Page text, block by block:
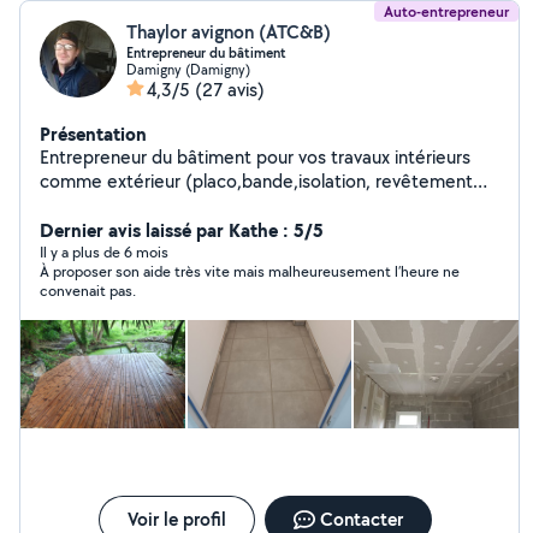
Auto-entrepreneur
Thaylor avignon (ATC&B)
Entrepreneur du bâtiment
Damigny (Damigny)
4,3/5 (27 avis)
Présentation
Entrepreneur du bâtiment pour vos travaux intérieurs
comme extérieur (placo,bande,isolation, revêtement
de cuisine, maçonnerie, faïence, carrelage...) une
formation en électricité et titulaire d'un CAP en
couverture.
Dernier avis laissé par Kathe : 5/5
Il y a plus de 6 mois
À proposer son aide très vite mais malheureusement l’heure ne
convenait pas.
Voir le profil Contacter